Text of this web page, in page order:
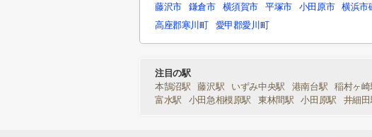
藤沢市 鎌倉市 横須賀市 平塚市 小田原市 横浜市
高座郡寒川町
愛甲郡愛川町
注目の駅
本鵠沼駅
藤沢駅 いずみ中央駅 港南台駅 稲村ヶ崎
富水駅
小田急相模原駅 東林間駅 小田原駅 井細田